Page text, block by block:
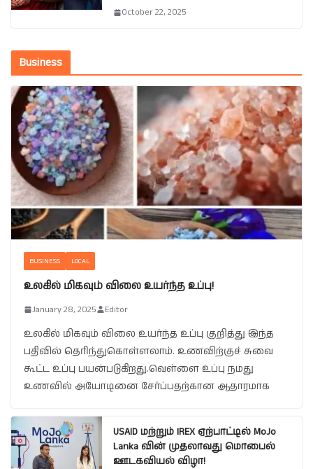
October 22, 2025
Business
BUSINESS LOCAL
உலகில் மிகவும் விலை உயர்ந்த உப்பு!
January 28, 2025 Editor
உலகில் மிகவும் விலை உயர்ந்த உப்பு குறித்து இந்த
பதிவில் தெரிந்துகொள்ளலாம். உணவிற்குச் சுவை
கூட்ட உப்பு பயன்படுகிறது.வெள்ளை உப்பு நமது
உணவில் அயோடினை சேர்ப்பதற்கான ஆதாரமாக
USAID மற்றும் IREX ஏற்பாட்டில் MoJo
Lanka வின் முதலாவது மொபைல்
ஊடகவியல் விழா!